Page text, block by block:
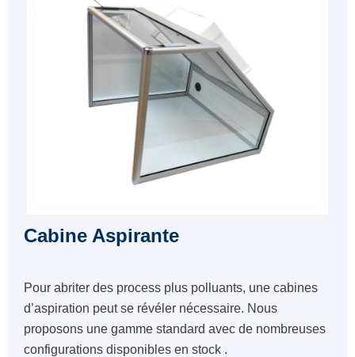
Cabine Aspirante
Pour abriter des process plus polluants, une cabines
d’aspiration peut se révéler nécessaire. Nous
proposons une gamme standard avec de nombreuses
configurations disponibles en stock .